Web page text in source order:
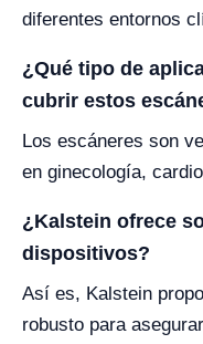
diferentes entornos
¿Qué tipo de
cubrir estos
Los escáneres son
en ginecología,
¿Kalstein ofrece
dispositivos?
Así es, Kalstein
robusto para